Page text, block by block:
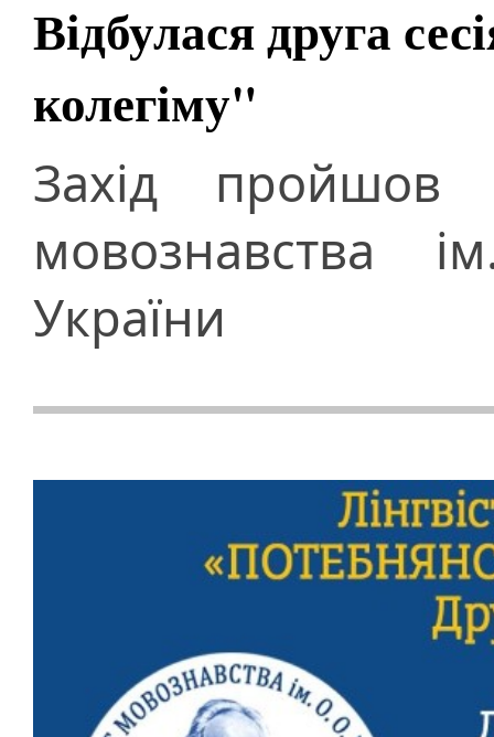
Відбулася друга
колегіму"
Захід пройшов
мовознавства
України